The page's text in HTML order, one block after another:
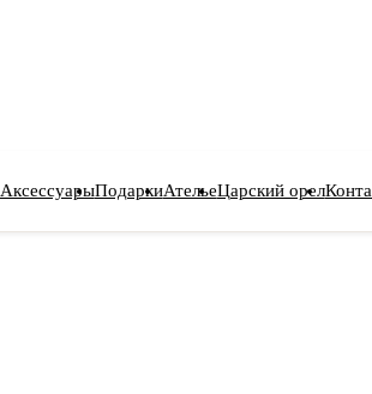
АксессуарыПодаркиАтельеЦарский орел